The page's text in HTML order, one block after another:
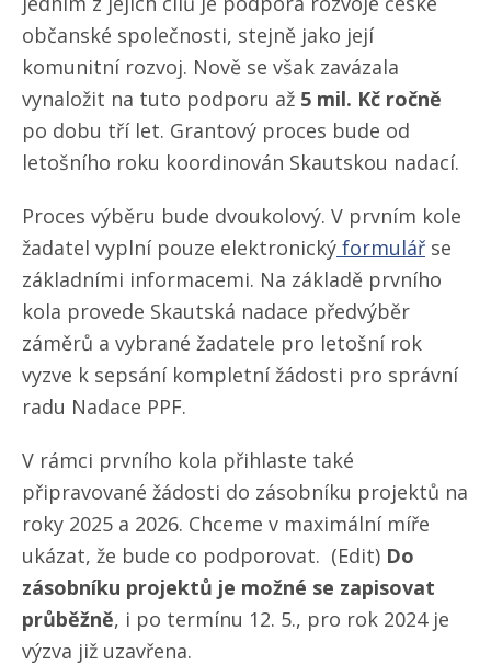
občanské společnosti, stejně jako její
komunitní rozvoj. Nově se však zavázala
vynaložit na tuto podporu až 5 mil. Kč ročně
po dobu tří let. Grantový proces bude od
letošního roku koordinován Skautskou nadací.
Proces výběru bude dvoukolový. V prvním kole
žadatel vyplní pouze elektronický formulář se
základními informacemi. Na základě prvního
kola provede Skautská nadace předvýběr
záměrů a vybrané žadatele pro letošní rok
vyzve k sepsání kompletní žádosti pro správní
radu Nadace PPF.
V rámci prvního kola přihlaste také
připravované žádosti do zásobníku projektů na
roky 2025 a 2026. Chceme v maximální míře
ukázat, že bude co podporovat. (Edit) Do
zásobníku projektů je možné se zapisovat
průběžně, i po termínu 12. 5., pro rok 2024 je
výzva již uzavřena.